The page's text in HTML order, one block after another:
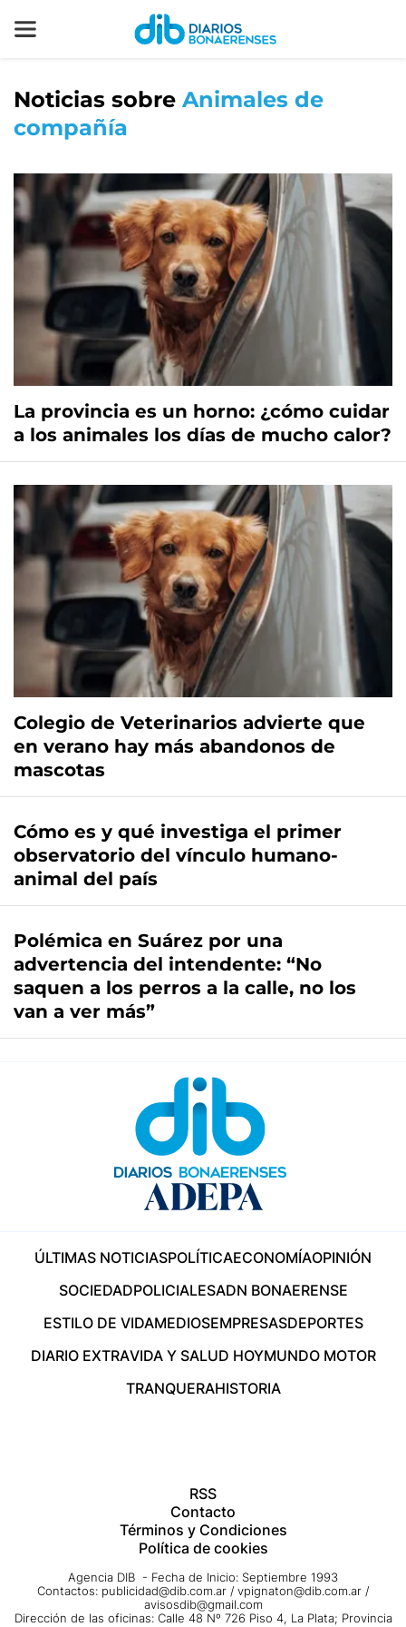
Noticias sobre Animales de
compañía
La provincia es un horno: ¿cómo cuidar
a los animales los días de mucho calor?
Colegio de Veterinarios advierte que
en verano hay más abandonos de
mascotas
Cómo es y qué investiga el primer
observatorio del vínculo humano-
animal del país
Polémica en Suárez por una
advertencia del intendente: “No
saquen a los perros a la calle, no los
van a ver más”
ÚLTIMAS NOTICIASPOLÍTICAECONOMÍAOPINIÓN
SOCIEDADPOLICIALESADN BONAERENSE
ESTILO DE VIDAMEDIOSEMPRESASDEPORTES
DIARIO EXTRAVIDA Y SALUD HOYMUNDO MOTOR
TRANQUERAHISTORIA
RSS
Contacto
Términos y Condiciones
Política de cookies
Agencia DIB - Fecha de Inicio: Septiembre 1993
Contactos: publicidad@dib.com.ar / vpignaton@dib.com.ar /
avisosdib@gmail.com
Dirección de las oficinas: Calle 48 Nº 726 Piso 4, La Plata; Provincia